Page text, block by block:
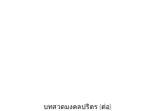
บทสวดมงคลปริตร (ต่อ)